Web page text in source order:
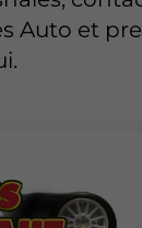
Auto et